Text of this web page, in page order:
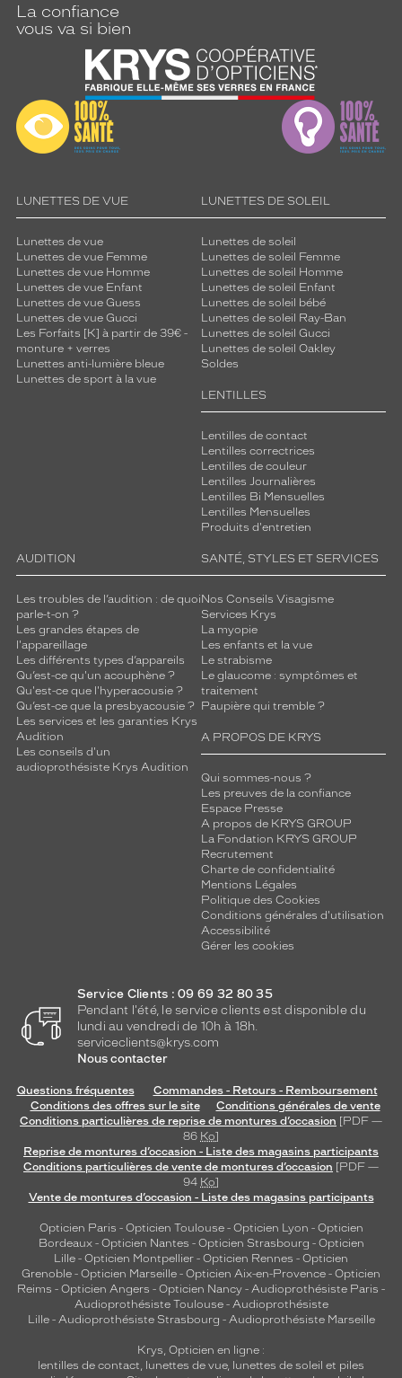
La confiance
vous va si bien
LUNETTES DE VUE
Lunettes de vue
Lunettes de vue Femme
Lunettes de vue Homme
Lunettes de vue Enfant
Lunettes de vue Guess
Lunettes de vue Gucci
Les Forfaits [K] à partir de 39€ -
monture + verres
Lunettes anti-lumière bleue
Lunettes de sport à la vue
LUNETTES DE SOLEIL
Lunettes de soleil
Lunettes de soleil Femme
Lunettes de soleil Homme
Lunettes de soleil Enfant
Lunettes de soleil bébé
Lunettes de soleil Ray-Ban
Lunettes de soleil Gucci
Lunettes de soleil Oakley
Soldes
LENTILLES
Lentilles de contact
Lentilles correctrices
Lentilles de couleur
Lentilles Journalières
Lentilles Bi Mensuelles
Lentilles Mensuelles
Produits d'entretien
AUDITION
Les troubles de l’audition : de quoi
parle-t-on ?
Les grandes étapes de
l'appareillage
Les différents types d’appareils
Qu’est-ce qu'un acouphène ?
Qu'est-ce que l'hyperacousie ?
Qu’est-ce que la presbyacousie ?
Les services et les garanties Krys
Audition
Les conseils d'un
audioprothésiste Krys Audition
SANTÉ, STYLES ET SERVICES
Nos Conseils Visagisme
Services Krys
La myopie
Les enfants et la vue
Le strabisme
Le glaucome : symptômes et
traitement
Paupière qui tremble ?
A PROPOS DE KRYS
Qui sommes-nous ?
Les preuves de la confiance
Espace Presse
A propos de KRYS GROUP
La Fondation KRYS GROUP
Recrutement
Charte de confidentialité
Mentions Légales
Politique des Cookies
Conditions générales d'utilisation
Accessibilité
Gérer les cookies
Service Clients : 09 69 32 80 35
Pendant l'été, le service clients est disponible du
lundi au vendredi de 10h à 18h.
serviceclients@krys.com
Nous contacter
Questions fréquentes
Commandes - Retours - Remboursement
Conditions des offres sur le site
Conditions générales de vente
Conditions particulières de reprise de montures d’occasion [PDF —
86 Ko]
Reprise de montures d’occasion - Liste des magasins participants
Conditions particulières de vente de montures d’occasion [PDF —
94 Ko]
Vente de montures d’occasion - Liste des magasins participants
Opticien Paris - Opticien Toulouse- Opticien Lyon - Opticien
Bordeaux- Opticien Nantes - Opticien Strasbourg - Opticien
Lille - Opticien Montpellier - Opticien Rennes - Opticien
Grenoble - Opticien Marseille - Opticien Aix-en-Provence - Opticien
Reims - Opticien Angers - Opticien Nancy - Audioprothésiste Paris -
Audioprothésiste Toulouse- Audioprothésiste
Lille- Audioprothésiste Strasbourg - Audioprothésiste Marseille
Krys, Opticien en ligne :
lentilles de contact lunettes de vue, lunettes de soleil et piles